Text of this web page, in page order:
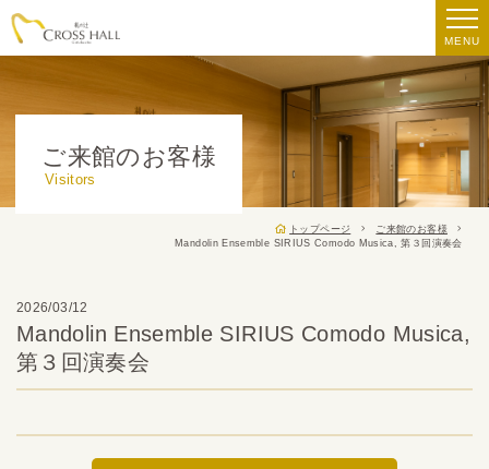
MENU
ご来館のお客様
Visitors
トップページ
ご来館のお客様
Mandolin Ensemble SIRIUS Comodo Musica, 第３回演奏会
2026/03/12
Mandolin Ensemble SIRIUS Comodo Musica,
第３回演奏会